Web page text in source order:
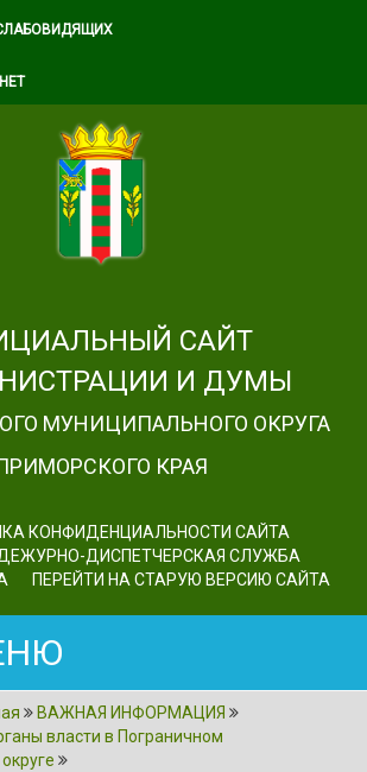
САЙТ
И ДУМЫ
МУНИЦИПАЛЬНОГО ОКРУГА
КРАЯ
КОНФИДЕНЦИАЛЬНОСТИ САЙТА
ДИСПЕТЧЕРСКАЯ СЛУЖБА
ПЕРЕЙТИ НА СТАРУЮ ВЕРСИЮ САЙТА
ВАЖНАЯ ИНФОРМАЦИЯ
власти в Пограничном